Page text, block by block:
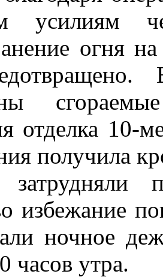
огня
отделка 10-
получила
избежание
ночное
часов утра.